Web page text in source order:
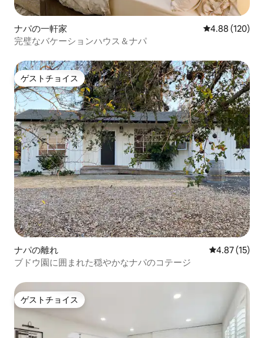
ナパの一軒家 レビュー120
4.88 (120)
完璧なバケーションハウス＆ナパ
ゲストチョイス
ゲストチョイス
ナパの離れ レビュー15
4.87 (15)
ブドウ園に囲まれた穏やかなナパのコテージ
ゲストチョイス
ゲストチョイス